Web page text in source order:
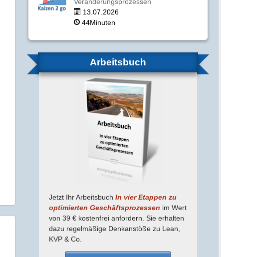
Veränderungsprozessen
13.07.2026
44Minuten
Arbeitsbuch
Jetzt Ihr Arbeitsbuch In vier Etappen zu
optimierten Geschäfts­prozessen im Wert
von 39 € kostenfrei anfordern. Sie erhalten
dazu regel­mäßige Denk­anstöße zu Lean,
KVP & Co.